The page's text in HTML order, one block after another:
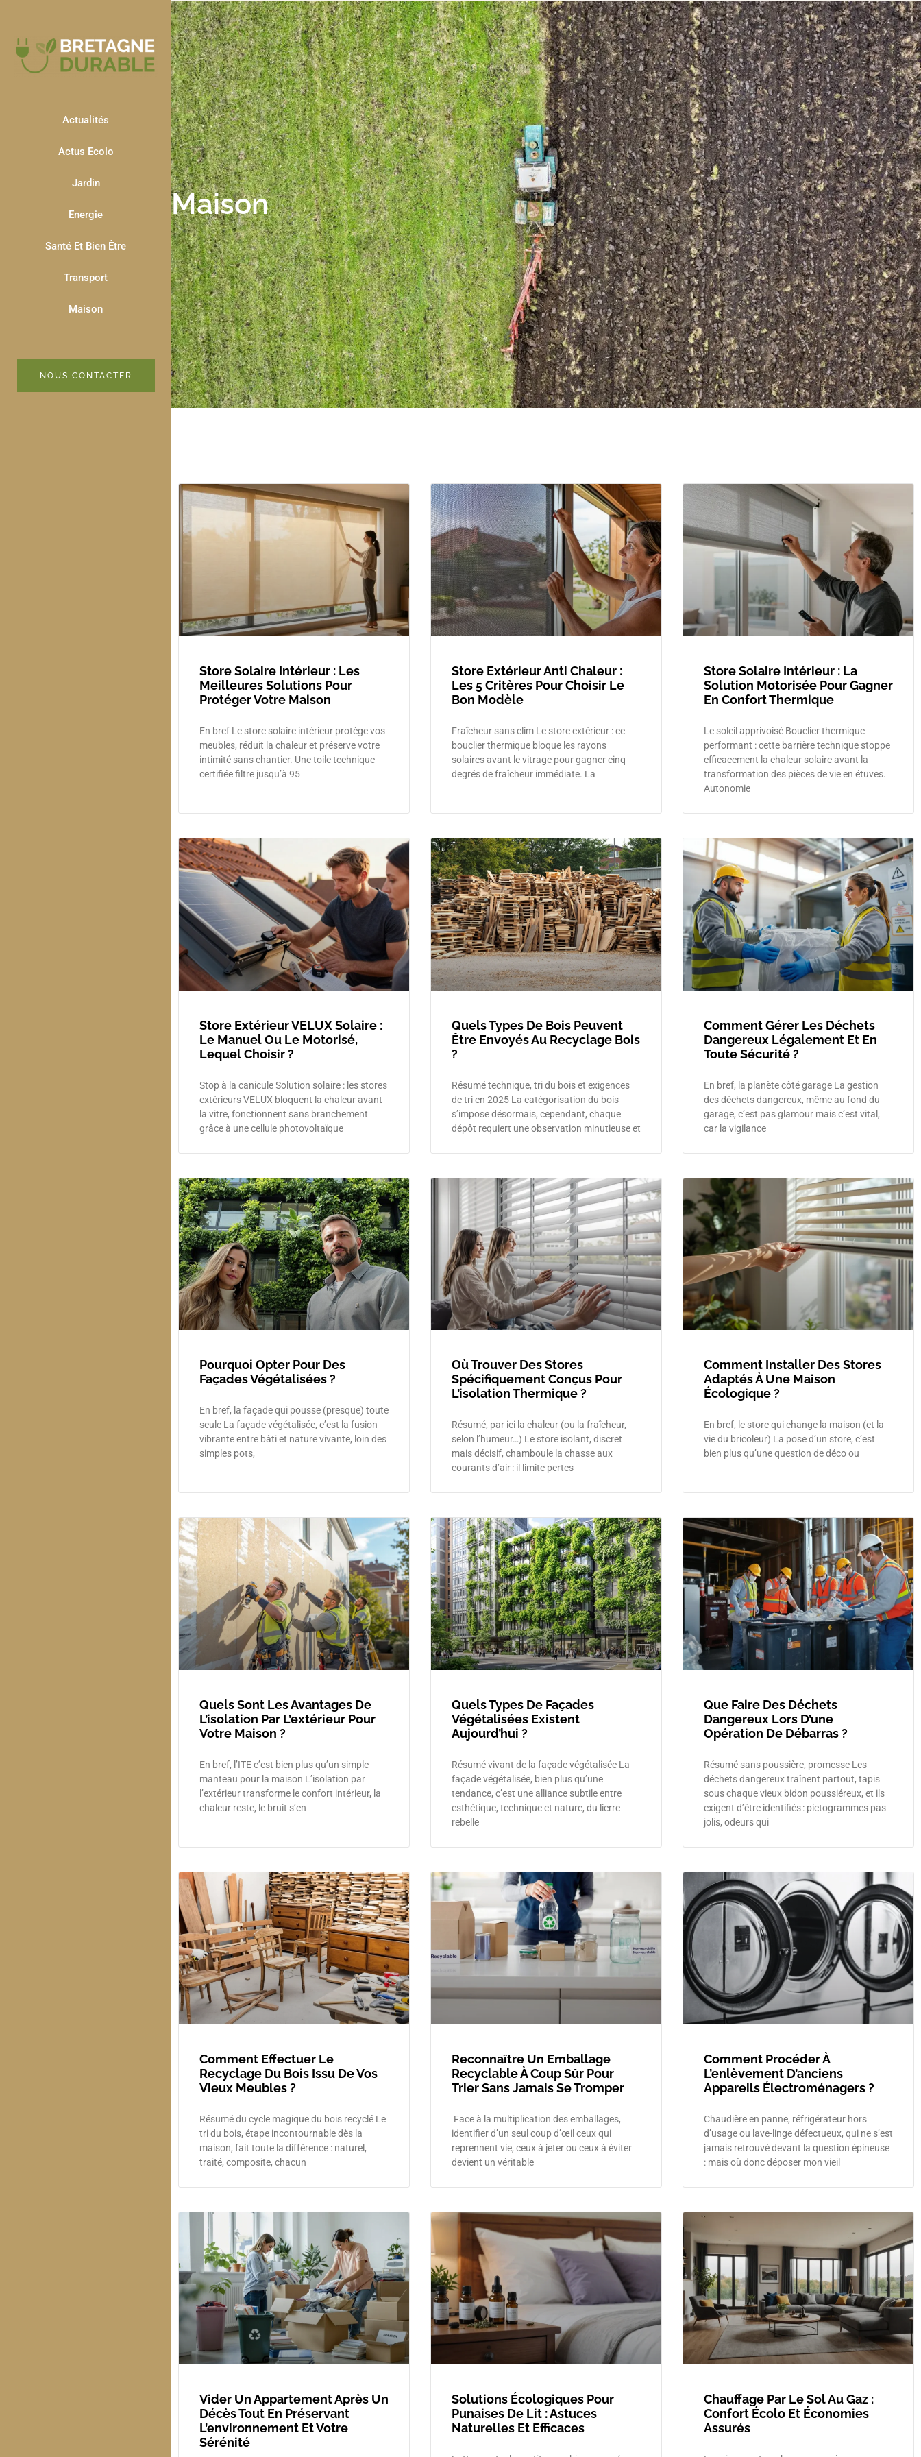
Actualités
Actus Ecolo
Jardin
Energie
Santé Et Bien Être
Transport
Maison
NOUS CONTACTER
Maison
Store Solaire Intérieur : Les
Meilleures Solutions Pour
Protéger Votre Maison
En bref Le store solaire intérieur protège vos
meubles, réduit la chaleur et préserve votre
intimité sans chantier. Une toile technique
certifiée filtre jusqu’à 95
Store Extérieur Anti Chaleur :
Les 5 Critères Pour Choisir Le
Bon Modèle
Fraîcheur sans clim Le store extérieur : ce
bouclier thermique bloque les rayons
solaires avant le vitrage pour gagner cinq
degrés de fraîcheur immédiate. La
Store Solaire Intérieur : La
Solution Motorisée Pour Gagner
En Confort Thermique
Le soleil apprivoisé Bouclier thermique
performant : cette barrière technique stoppe
efficacement la chaleur solaire avant la
transformation des pièces de vie en étuves.
Autonomie
Store Extérieur VELUX Solaire :
Le Manuel Ou Le Motorisé,
Lequel Choisir ?
Stop à la canicule Solution solaire : les stores
extérieurs VELUX bloquent la chaleur avant
la vitre, fonctionnent sans branchement
grâce à une cellule photovoltaïque
Quels Types De Bois Peuvent
Être Envoyés Au Recyclage Bois
?
Résumé technique, tri du bois et exigences
de tri en 2025 La catégorisation du bois
s’impose désormais, cependant, chaque
dépôt requiert une observation minutieuse et
Comment Gérer Les Déchets
Dangereux Légalement Et En
Toute Sécurité ?
En bref, la planète côté garage La gestion
des déchets dangereux, même au fond du
garage, c’est pas glamour mais c’est vital,
car la vigilance
Pourquoi Opter Pour Des
Façades Végétalisées ?
En bref, la façade qui pousse (presque) toute
seule La façade végétalisée, c’est la fusion
vibrante entre bâti et nature vivante, loin des
simples pots,
Où Trouver Des Stores
Spécifiquement Conçus Pour
L’isolation Thermique ?
Résumé, par ici la chaleur (ou la fraîcheur,
selon l’humeur…) Le store isolant, discret
mais décisif, chamboule la chasse aux
courants d’air : il limite pertes
Comment Installer Des Stores
Adaptés À Une Maison
Écologique ?
En bref, le store qui change la maison (et la
vie du bricoleur) La pose d’un store, c’est
bien plus qu’une question de déco ou
Quels Sont Les Avantages De
L’isolation Par L’extérieur Pour
Votre Maison ?
En bref, l’ITE c’est bien plus qu’un simple
manteau pour la maison L’isolation par
l’extérieur transforme le confort intérieur, la
chaleur reste, le bruit s’en
Quels Types De Façades
Végétalisées Existent
Aujourd’hui ?
Résumé vivant de la façade végétalisée La
façade végétalisée, bien plus qu’une
tendance, c’est une alliance subtile entre
esthétique, technique et nature, du lierre
rebelle
Que Faire Des Déchets
Dangereux Lors D’une
Opération De Débarras ?
Résumé sans poussière, promesse Les
déchets dangereux traînent partout, tapis
sous chaque vieux bidon poussiéreux, et ils
exigent d’être identifiés : pictogrammes pas
jolis, odeurs qui
Comment Effectuer Le
Recyclage Du Bois​ Issu De Vos
Vieux Meubles ?
Résumé du cycle magique du bois recyclé Le
tri du bois, étape incontournable dès la
maison, fait toute la différence : naturel,
traité, composite, chacun
Reconnaître Un Emballage
Recyclable À Coup Sûr Pour
Trier Sans Jamais Se Tromper
Face à la multiplication des emballages,
identifier d’un seul coup d’œil ceux qui
reprennent vie, ceux à jeter ou ceux à éviter
devient un véritable
Comment Procéder À
L’enlèvement D’anciens
Appareils Électroménagers ?
Chaudière en panne, réfrigérateur hors
d’usage ou lave-linge défectueux, qui ne s’est
jamais retrouvé devant la question épineuse
: mais où donc déposer mon vieil
Vider Un Appartement Après Un
Décès Tout En Préservant
L’environnement Et Votre
Sérénité
Solutions Écologiques Pour
Punaises De Lit : Astuces
Naturelles Et Efficaces
Chauffage Par Le Sol Au Gaz :
Confort Écolo Et Économies
Assurés